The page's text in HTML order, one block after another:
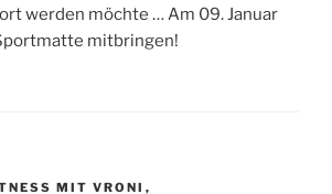
werden möchte … Am 09. Januar
mitbringen!
MIT VRONI ,